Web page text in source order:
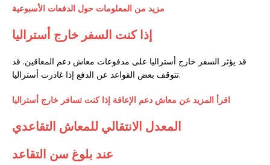
مزيد من المعلومات حول الدفعات الأسبوعية
إذا كنت السفر خارج أستراليا
قد یؤثر السفر خارج أسترالیا علی مدفوعات معاش دعم المعاقین. قد
تتوقف بعض القواعد عن الدفع إذا غادرت أستراليا.
اقرأ المزيد عن معاش دعم الإعاقة إذا كنت تسافر خارج أستراليا
المعدل الانتقالي للمعاش التقاعدي
عند بلوغ سن التقاعد